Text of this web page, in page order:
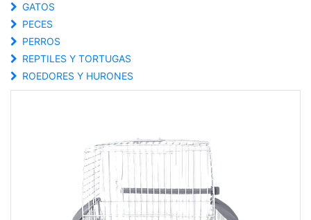
GATOS
PECES
PERROS
REPTILES Y TORTUGAS
ROEDORES Y HURONES